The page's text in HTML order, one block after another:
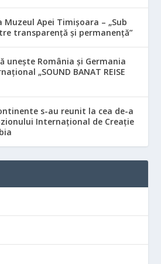
Apei Timișoara – „Sub
transparență și permanență”
unește România și Germania
„SOUND BANAT REISE
s-au reunit la cea de-a
Internațional de Creație